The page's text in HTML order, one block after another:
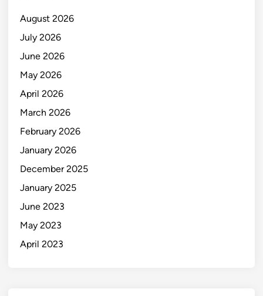
August 2026
July 2026
June 2026
May 2026
April 2026
March 2026
February 2026
January 2026
December 2025
January 2025
June 2023
May 2023
April 2023